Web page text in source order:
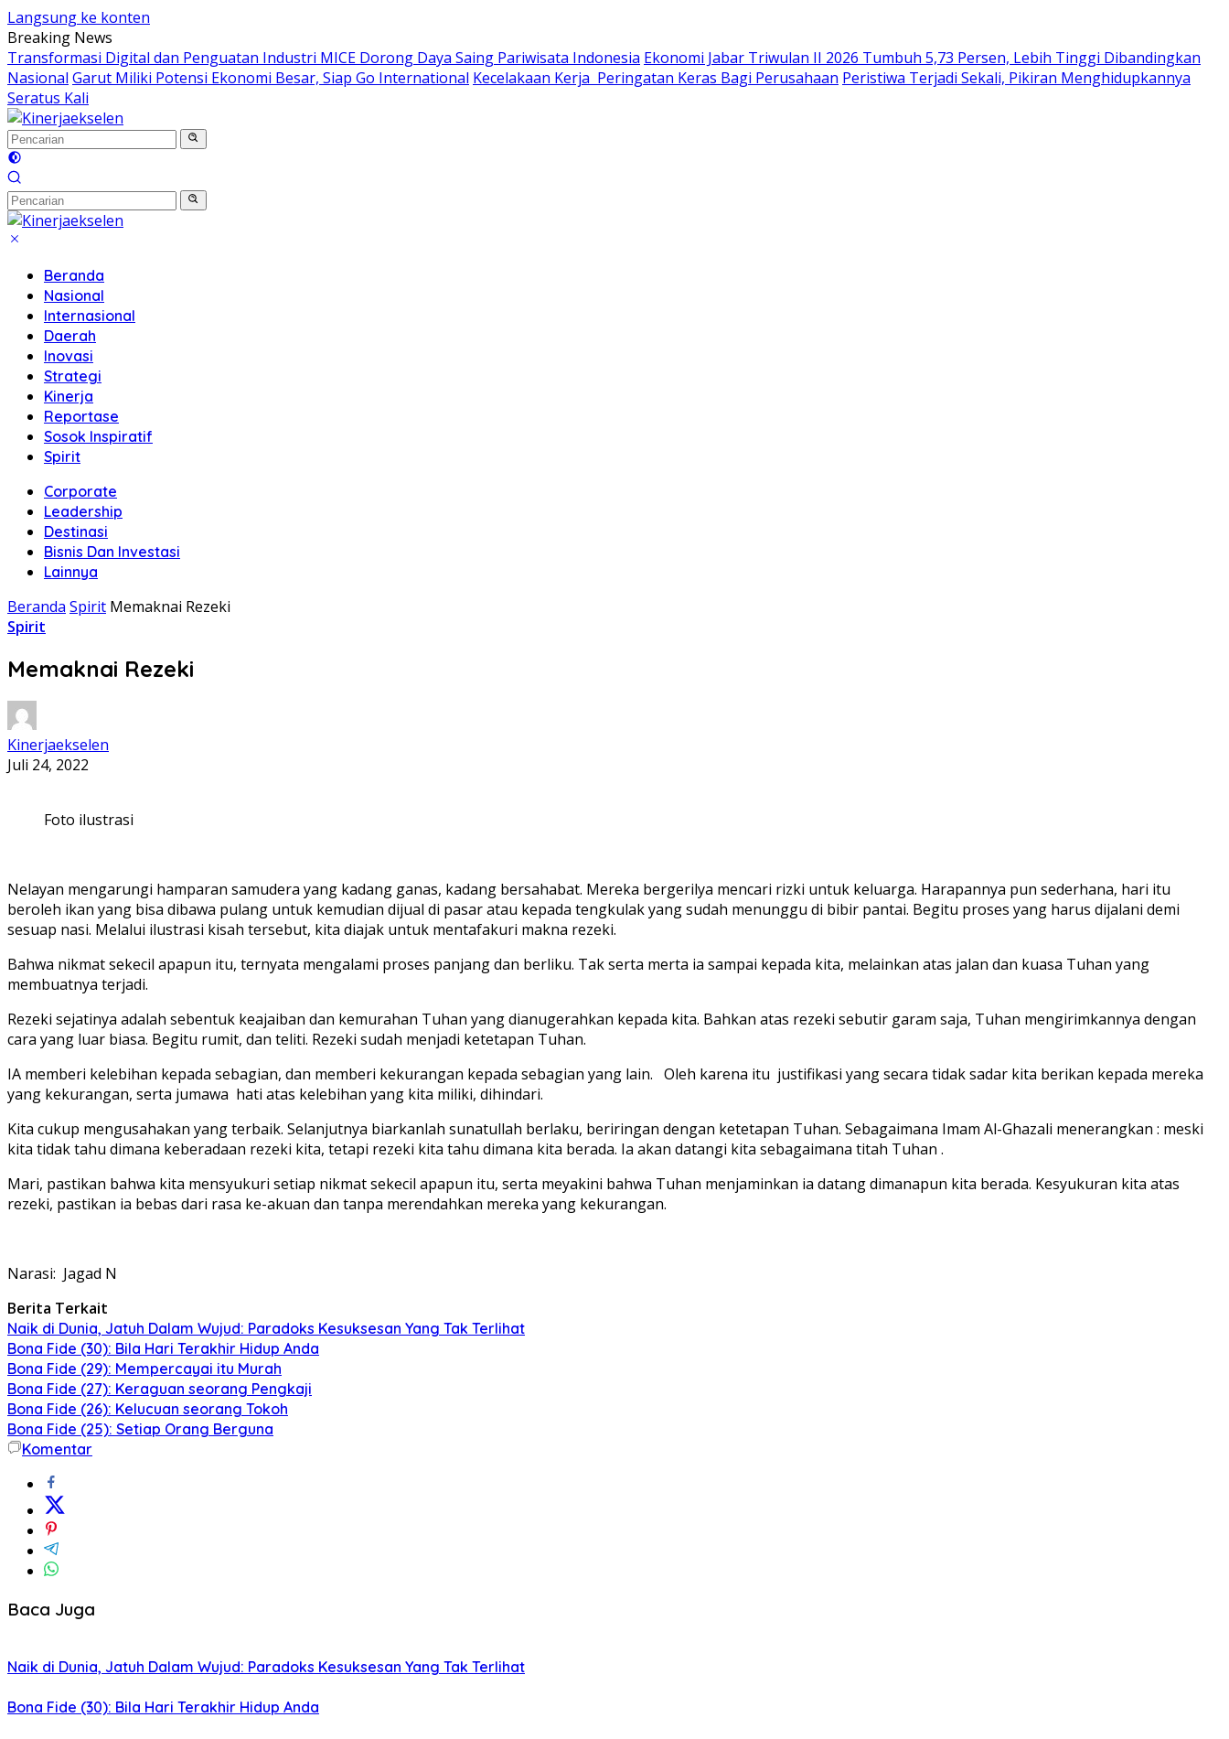
Langsung ke konten
Breaking News
Transformasi Digital dan Penguatan Industri MICE Dorong Daya Saing Pariwisata Indonesia Ekonomi Jabar Triwulan II 2026 Tumbuh 5,73 Persen, Lebih Tinggi Dibandingkan
Nasional Garut Miliki Potensi Ekonomi Besar, Siap Go International Kecelakaan Kerja Peringatan Keras Bagi Perusahaan Peristiwa Terjadi Sekali, Pikiran Menghidupkannya
Seratus Kali
Beranda
Nasional
Internasional
Daerah
Inovasi
Strategi
Kinerja
Reportase
Sosok Inspiratif
Spirit
Corporate
Leadership
Destinasi
Bisnis Dan Investasi
Lainnya
Beranda Spirit Memaknai Rezeki
Spirit
Memaknai Rezeki
Kinerjaekselen
Juli 24, 2022
Foto ilustrasi
Nelayan mengarungi hamparan samudera yang kadang ganas, kadang bersahabat. Mereka bergerilya mencari rizki untuk keluarga. Harapannya pun sederhana, hari itu
beroleh ikan yang bisa dibawa pulang untuk kemudian dijual di pasar atau kepada tengkulak yang sudah menunggu di bibir pantai. Begitu proses yang harus dijalani demi
sesuap nasi. Melalui ilustrasi kisah tersebut, kita diajak untuk mentafakuri makna rezeki.
Bahwa nikmat sekecil apapun itu, ternyata mengalami proses panjang dan berliku. Tak serta merta ia sampai kepada kita, melainkan atas jalan dan kuasa Tuhan yang
membuatnya terjadi.
Rezeki sejatinya adalah sebentuk keajaiban dan kemurahan Tuhan yang dianugerahkan kepada kita. Bahkan atas rezeki sebutir garam saja, Tuhan mengirimkannya dengan
cara yang luar biasa. Begitu rumit, dan teliti. Rezeki sudah menjadi ketetapan Tuhan.
IA memberi kelebihan kepada sebagian, dan memberi kekurangan kepada sebagian yang lain. Oleh karena itu justifikasi yang secara tidak sadar kita berikan kepada mereka
yang kekurangan, serta jumawa hati atas kelebihan yang kita miliki, dihindari.
Kita cukup mengusahakan yang terbaik. Selanjutnya biarkanlah sunatullah berlaku, beriringan dengan ketetapan Tuhan. Sebagaimana Imam Al-Ghazali menerangkan : meski
kita tidak tahu dimana keberadaan rezeki kita, tetapi rezeki kita tahu dimana kita berada. Ia akan datangi kita sebagaimana titah Tuhan .
Mari, pastikan bahwa kita mensyukuri setiap nikmat sekecil apapun itu, serta meyakini bahwa Tuhan menjaminkan ia datang dimanapun kita berada. Kesyukuran kita atas
rezeki, pastikan ia bebas dari rasa ke-akuan dan tanpa merendahkan mereka yang kekurangan.
Narasi: Jagad N
Berita Terkait
Naik di Dunia, Jatuh Dalam Wujud: Paradoks Kesuksesan Yang Tak Terlihat
Bona Fide (30): Bila Hari Terakhir Hidup Anda
Bona Fide (29): Mempercayai itu Murah
Bona Fide (27): Keraguan seorang Pengkaji
Bona Fide (26): Kelucuan seorang Tokoh
Bona Fide (25): Setiap Orang Berguna
Komentar
Baca Juga
Naik di Dunia, Jatuh Dalam Wujud: Paradoks Kesuksesan Yang Tak Terlihat
Bona Fide (30): Bila Hari Terakhir Hidup Anda